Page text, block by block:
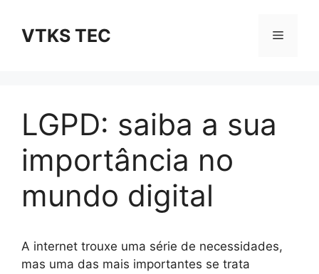
paraVTKS TEC
LGPD: saiba a sua
importância no
mundo digital
A internet trouxe uma série de necessidades,
mas uma das mais importantes se trata